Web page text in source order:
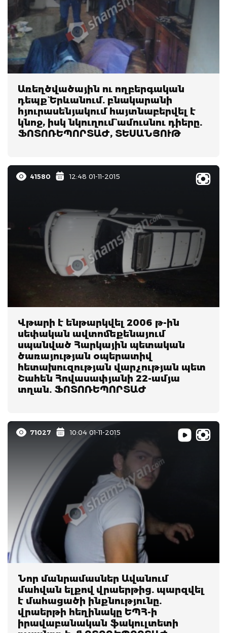
Առեղծվածային ու ողբերգական
դեպք` Երևանում. բնակարանի
հյուրասենյակում հայտնաբերվել է
կնոջ, իսկ նկուղում` ամուսնու դիերը.
ՖՈՏՈՌԵՊՈՐՏԱԺ, ՏԵՍԱՆՅՈՒԹ
41580 12:48 01-11-2015
Վթարի է ենթարկվել 2006 թ-ին
սեփական ավտոմեքենայում
սպանված Հարկային պետական
ծառայության օպերատիվ
հետախուզության վարչության պետ
Շահեն Հովասափյանի 22-ամյա
տղան. ՖՈՏՈՌԵՊՈՐՏԱԺ
71027 10:04 01-11-2015
Նոր մանրամասներ Ավանում
մահվան ելքով վրաերթից. պարզվել
է մահացածի ինքնությունը.
վրաերթի հեղինակը ԵՊՀ-ի
իրավաբանական ֆակուլտետի